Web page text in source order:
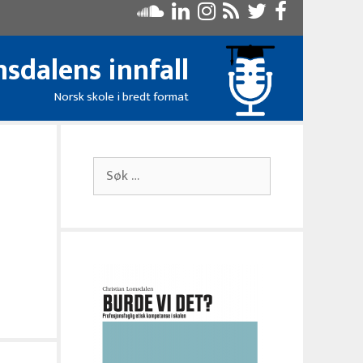
innfall
Norsk skole i bredt format
Søk
etter: